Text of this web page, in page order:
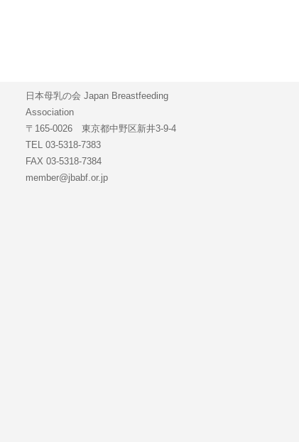
日本母乳の会 Japan Breastfeeding
Association
〒165-0026 東京都中野区新井3-9-4
TEL 03-5318-7383
FAX 03-5318-7384
member@jbabf.or.jp